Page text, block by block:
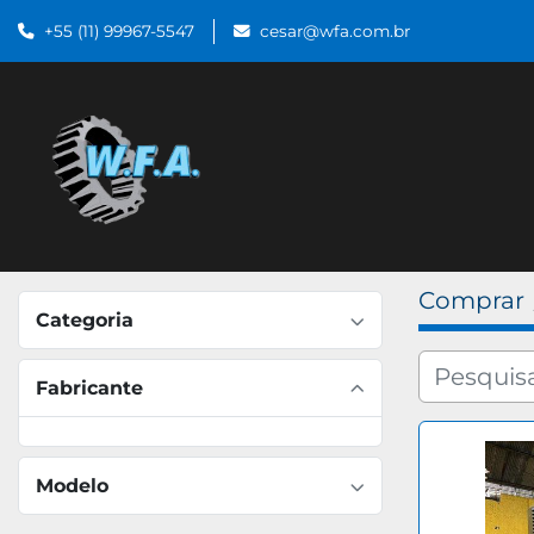
+55 (11) 99967-5547 cesar@wfa.com.br
Categoria
Fabricante
Modelo
Comprar